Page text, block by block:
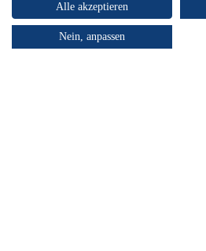
Alle akzeptieren
Nein, anpassen